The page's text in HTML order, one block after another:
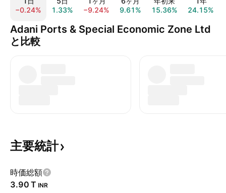
−0.24%
1.33%
−9.24%
9.61%
15.36%
24.15%
Adani Ports & Special Economic Zone Ltd
と比較
主要統計
時価総額
‪3.90 T‬ INR